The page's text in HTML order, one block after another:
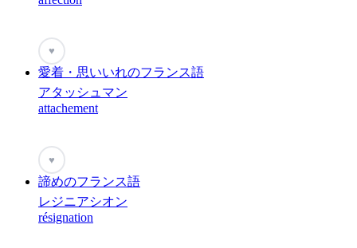
♥
愛着・思いいれのフランス語
アタッシュマン
attachement
♥
諦めのフランス語
レジニアシオン
résignation